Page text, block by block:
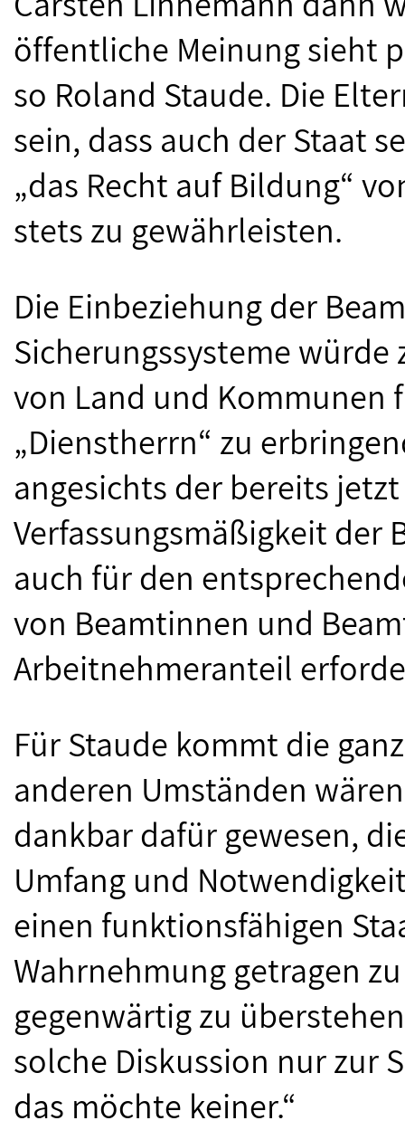
öffentliche Meinung sieht
so Roland Staude. Die
sein, dass auch der Staat
„das Recht auf Bildung“
stets zu gewährleisten.
Die Einbeziehung der
Sicherungssysteme
von Land und Kommunen
„Dienstherrn“ zu
angesichts der bereits
Verfassungsmäßigkeit der
auch für den
von Beamtinnen und
Arbeitnehmeranteil
Für Staude kommt die
anderen Umständen
dankbar dafür gewesen,
Umfang und
einen funktionsfähigen
Wahrnehmung getragen
gegenwärtig zu
solche Diskussion nur zur
das möchte keiner.“